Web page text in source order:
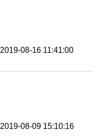
2019-08-16 11:41:00
2019-08-09 15:10:16